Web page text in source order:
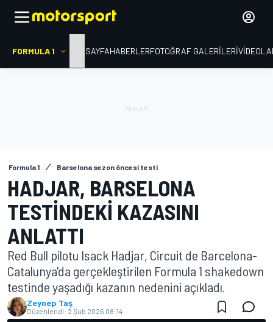
FORMULA 1 ANA SAYFAHABERLERFOTOĞRAF GALERILERI
Formula 1 Barselona sezon öncesi testi
HADJAR, BARSELONA
TESTINDEKI KAZASINI
ANLATTI
Red Bull pilotu Isack Hadjar, Circuit de Barcelona-
Catalunya'da gerçekleştirilen Formula 1 shakedown
testinde yaşadığı kazanın nedenini açıkladı.
Zeynep Taş
Düzenlendi: 2 Şub 2026 08:14